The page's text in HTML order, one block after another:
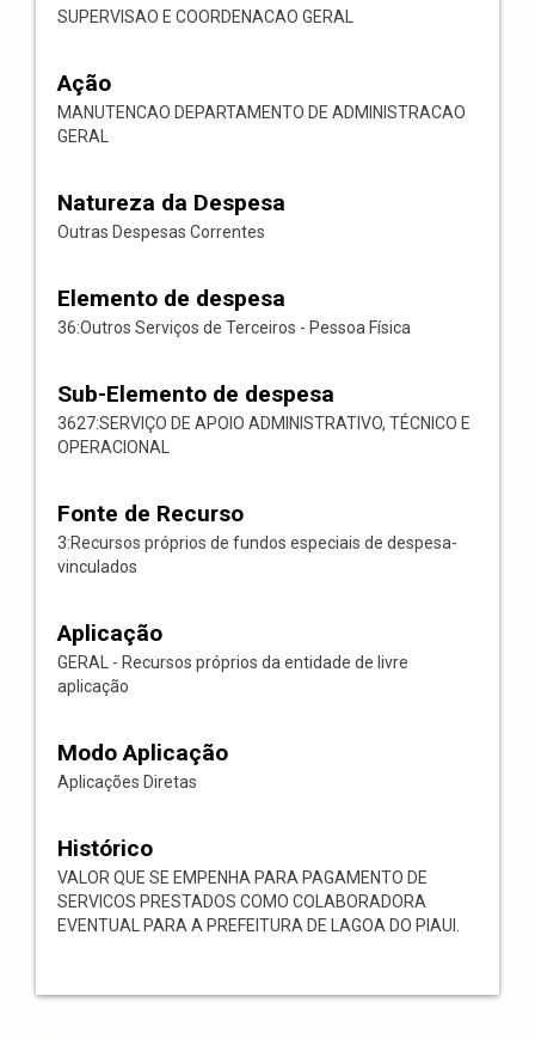
SUPERVISAO E COORDENACAO GERAL
Ação
MANUTENCAO DEPARTAMENTO DE ADMINISTRACAO
GERAL
Natureza da Despesa
Outras Despesas Correntes
Elemento de despesa
36:Outros Serviços de Terceiros - Pessoa Física
Sub-Elemento de despesa
3627:SERVIÇO DE APOIO ADMINISTRATIVO, TÉCNICO E
OPERACIONAL
Fonte de Recurso
3:Recursos próprios de fundos especiais de despesa-
vinculados
Aplicação
GERAL - Recursos próprios da entidade de livre
aplicação
Modo Aplicação
Aplicações Diretas
Histórico
VALOR QUE SE EMPENHA PARA PAGAMENTO DE
SERVICOS PRESTADOS COMO COLABORADORA
EVENTUAL PARA A PREFEITURA DE LAGOA DO PIAUI.